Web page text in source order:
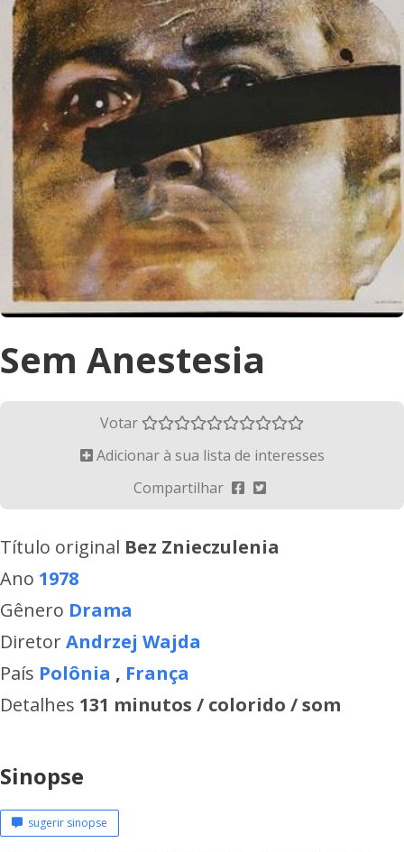
Sem Anestesia
Votar
Adicionar à sua lista de interesses
Compartilhar
Título original Bez Znieczulenia
Ano 1978
Gênero Drama
DiretorAndrzej Wajda
País Polônia , França
Detalhes 131 minutos / colorido / som
Sinopse
sugerir sinopse